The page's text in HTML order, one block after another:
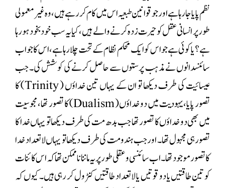
نظم پایا جا رہا ہے اور جو قوانین طبعیہ اس میں کام کر رہے ہیں، وہ غیر معمولی
طور پر انسانی عقل کو حیرت زدہ کرنے والے ہیں، کیا یہ سب خود بخود ہو رہا
ہے؟ یا کوئی ہے جو اس کو ایک محکم نظام کے تحت چلا رہا ہے، اس کا جواب
سائنسدانوں نے مذہب پرستوں سے حاصل کرنے کی کوشش کی۔ جب
عیسائیت کی طرف دیکھا تو ان کے یہاں تین خداؤں ( Trinity) کا
تصور پایا، یہودیت میں دو خداؤں ( Dualism) کا تصور تھا، مجوسیت
میں بھی دو خداؤں کا تصور تھا جب بدھ مت کی طرف دیکھا تو یہاں خدا کا
تصور ہی مجہول تھا۔ اور جب ہندو مت کی طرف دیکھا تو یہاں لاتعداد خدا
کا تصور موجود تھا۔ اب سائنسی و عقلی طور پر یہ ماننا نا ممکن تھا کہ اس کائنات
کو تین طاقتیں یا دو قوتیں یا لا تعداد طاقتیں کنٹرول کر رہی ہیں۔ کیوں کہ